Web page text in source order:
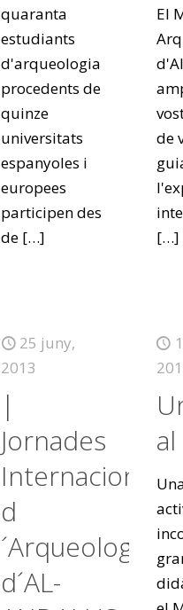
quaranta
estudiants
d'arqueologia
procedents de
quinze
universitats
espanyoles i
europees
participen des
de […]
El
de
[…]
25 juny,
2013
|
Jornades
Internacionals
d
´Arqueologia
d´AL-